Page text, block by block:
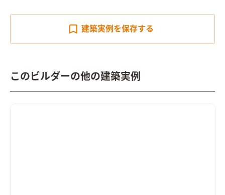
建築実例を保存する
このビルダーの他の建築実例